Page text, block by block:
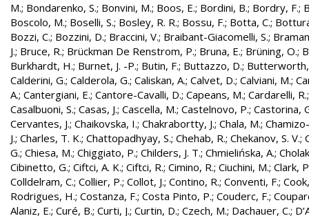
M.; Bondarenko, S.; Bonvini, M.; Boos, E.; Bordini, B.; Bordry, F.;
Boscolo, M.; Boselli, S.; Bosley, R. R.; Bossu, F.; Botta, C.;
Bozzi, C.; Bozzini, D.; Braccini, V.; Braibant-Giacomelli, S.;
J.; Bruce, R.; Brückman De Renstrom, P.; Bruna, E.; Brüning, O.;
Burkhardt, H.; Burnet, J. -P.; Butin, F.; Buttazzo, D.;
Calderini, G.; Calderola, G.; Caliskan, A.; Calvet, D.; Calviani, M.;
A.; Cantergiani, E.; Cantore-Cavalli, D.; Capeans, M.; Cardarelli, R.
Casalbuoni, S.; Casas, J.; Cascella, M.; Castelnovo, P.; Castorina,
Cervantes, J.; Chaikovska, I.; Chakrabortty, J.; Chala, M.;
J.; Charles, T. K.; Chattopadhyay, S.; Chehab, R.; Chekanov, S. V.;
G.; Chiesa, M.; Chiggiato, P.; Childers, J. T.; Chmielińska, A.;
Cibinetto, G.; Ciftci, A. K.; Ciftci, R.; Cimino, R.; Ciuchini, M.; Clark,
Colldelram, C.; Collier, P.; Collot, J.; Contino, R.; Conventi, F.;
Rodrigues, H.; Costanza, F.; Costa Pinto, P.; Couderc, F.;
Alaniz, E.; Curé, B.; Curti, J.; Curtin, D.; Czech, M.; Dachauer, C.;